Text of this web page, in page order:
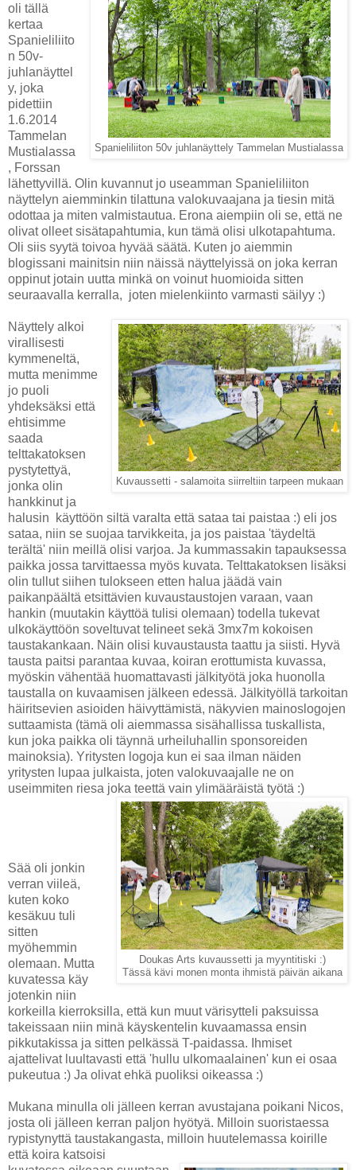
Spanieliliiton 50v juhlanäyttely Tammelan Mustialassa
oli tällä
kertaa
Spanieliliito
n 50v-
juhlanäyttel
y, joka
pidettiin
1.6.2014
Tammelan
Mustialassa
, Forssan
lähettyvillä. Olin kuvannut jo useamman Spanieliliiton
näyttelyn aiemminkin tilattuna valokuvaajana ja tiesin mitä
odottaa ja miten valmistautua. Erona aiempiin oli se, että ne
olivat olleet sisätapahtumia, kun tämä olisi ulkotapahtuma.
Oli siis syytä toivoa hyvää säätä. Kuten jo aiemmin
blogissani mainitsin niin näissä näyttelyissä on joka kerran
oppinut jotain uutta minkä on voinut huomioida sitten
seuraavalla kerralla, joten mielenkiinto varmasti säilyy :)
Kuvaussetti - salamoita siirreltiin tarpeen mukaan
Näyttely alkoi
virallisesti
kymmeneltä,
mutta menimme
jo puoli
yhdeksäksi että
ehtisimme
saada
telttakatoksen
pystytettyä,
jonka olin
hankkinut ja
halusin käyttöön siltä varalta että sataa tai paistaa :) eli jos
sataa, niin se suojaa tarvikkeita, ja jos paistaa 'täydeltä
terältä' niin meillä olisi varjoa. Ja kummassakin tapauksessa
paikka jossa tarvittaessa myös kuvata. Telttakatoksen lisäksi
olin tullut siihen tulokseen etten halua jäädä vain
paikanpäältä etsittävien kuvaustaustojen varaan, vaan
hankin (muutakin käyttöä tulisi olemaan) todella tukevat
ulkokäyttöön soveltuvat telineet sekä 3mx7m kokoisen
taustakankaan. Näin olisi kuvaustausta taattu ja siisti. Hyvä
tausta paitsi parantaa kuvaa, koiran erottumista kuvassa,
myöskin vähentää huomattavasti jälkityötä joka huonolla
taustalla on kuvaamisen jälkeen edessä. Jälkityöllä tarkoitan
häiritsevien asioiden häivyttämistä, näkyvien mainoslogojen
suttaamista (tämä oli aiemmassa sisähallissa tuskallista,
kun joka paikka oli täynnä urheiluhallin sponsoreiden
mainoksia). Yritysten logoja kun ei saa ilman näiden
yritysten lupaa julkaista, joten valokuvaajalle ne on
useimmiten riesa joka teettä vain ylimääräistä työtä :)
Doukas Arts kuvaussetti ja myyntitiski :)
Tässä kävi monen monta ihmistä päivän aikana
Sää oli jonkin
verran viileä,
kuten koko
kesäkuu tuli
sitten
myöhemmin
olemaan. Mutta
kuvatessa käy
jotenkin niin
korkeilla kierroksilla, että kun muut värisytteli paksuissa
takeissaan niin minä käyskentelin kuvaamassa ensin
pikkutakissa ja sitten pelkässä T-paidassa. Ihmiset
ajattelivat luultavasti että 'hullu ulkomaalainen' kun ei osaa
pukeutua :) Ja olivat ehkä puoliksi oikeassa :)
Mukana minulla oli jälleen kerran avustajana poikani Nicos,
josta oli jälleen kerran paljon hyötyä. Milloin suoristaessa
rypistynyttä taustakangasta, milloin huutelemassa koirille
että koira katsoisi